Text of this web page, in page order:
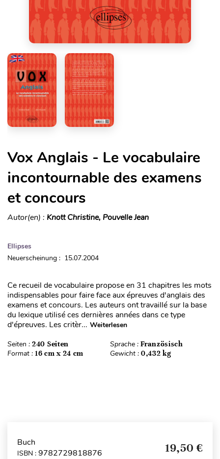
Vox Anglais - Le vocabulaire
incontournable des examens
et concours
Autor(en) : Knott Christine, Pouvelle Jean
Ellipses
Neuerscheinung : 15.07.2004
Ce recueil de vocabulaire propose en 31 chapitres les mots
indispensables pour faire face aux épreuves d'anglais des
examens et concours. Les auteurs ont travaillé sur la base
du lexique utilisé ces dernières années dans ce type
d'épreuves. Les critèr... Weiterlesen
Seiten : 240 Seiten Sprache : Französisch
Format : 16 cm x 24 cm Gewicht : 0,432 kg
Buch
ISBN : 9782729818876 19,50 €